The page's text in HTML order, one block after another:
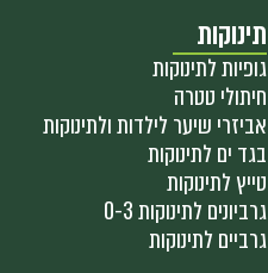
תינוקות
גופיות לתינוקות
חיתולי טטרה
אביזרי שיער לילדות ולתינוקות
בגד ים לתינוקות
טייץ לתינוקות
גרביונים לתינוקות 0-3
גרביים לתינוקות